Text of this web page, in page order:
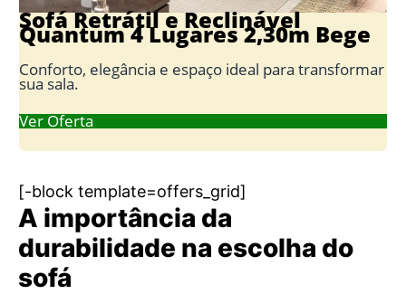
Sofá Retrátil e Reclinável
Quantum 4 Lugares 2,30m Bege
Conforto, elegância e espaço ideal para transformar
sua sala.
Ver Oferta
[-block template=offers_grid]
A importância da
durabilidade na escolha do
sofá